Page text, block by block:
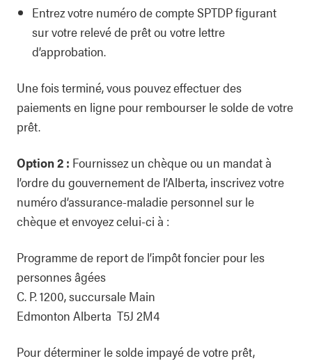
Entrez votre numéro de compte SPTDP figurant
sur votre relevé de prêt ou votre lettre
d’approbation.
Une fois terminé, vous pouvez effectuer des
paiements en ligne pour rembourser le solde de votre
prêt.
Option 2 : Fournissez un chèque ou un mandat à
l’ordre du gouvernement de l’Alberta, inscrivez votre
numéro d’assurance-maladie personnel sur le
chèque et envoyez celui-ci à :
Programme de report de l’impôt foncier pour les
personnes âgées
C. P. 1200, succursale Main
Edmonton Alberta T5J 2M4
Pour déterminer le solde impayé de votre prêt,